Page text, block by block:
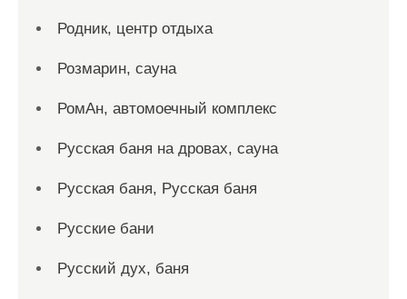
Родник, центр отдыха
Розмарин, сауна
РомАн, автомоечный комплекс
Русская баня на дровах, сауна
Русская баня, Русская баня
Русские бани
Русский дух, баня